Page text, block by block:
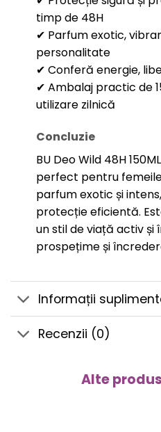
timp de 48H
✔ Parfum exotic,
personalitate
✔ Conferă energie,
✔ Ambalaj practic de
utilizare zilnică
Concluzie
BU Deo Wild 48H
perfect pentru
parfum exotic și
protecție eficientă.
un stil de viață activ și
prospețime și
Informații
Recenzii (0)
Alte